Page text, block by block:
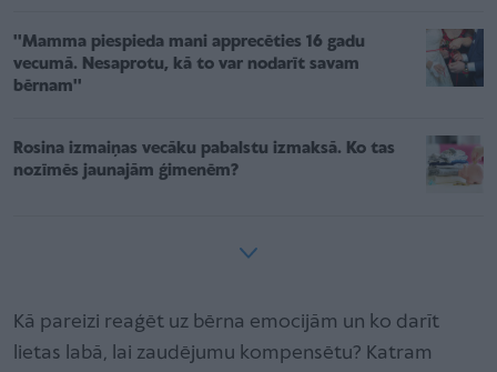
''Mamma piespieda mani apprecēties 16 gadu
vecumā. Nesaprotu, kā to var nodarīt savam
bērnam''
Rosina izmaiņas vecāku pabalstu izmaksā. Ko tas
nozīmēs jaunajām ģimenēm?
Kā pareizi reaģēt uz bērna emocijām un ko darīt
lietas labā, lai zaudējumu kompensētu? Katram